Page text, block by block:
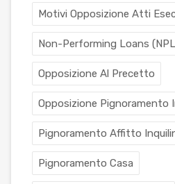
Motivi Opposizione Atti
Non-Performing Loans
Opposizione Al Precetto
Opposizione Pignoramento
Pignoramento Affitto
Pignoramento Casa